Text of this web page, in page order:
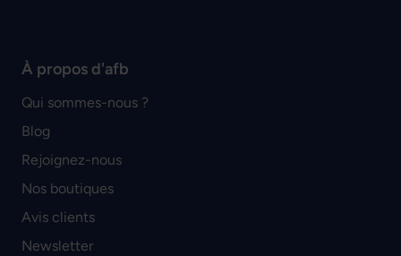
À propos d'afb
Qui sommes-nous ?
Blog
Rejoignez-nous
Nos boutiques
Avis clients
Newsletter